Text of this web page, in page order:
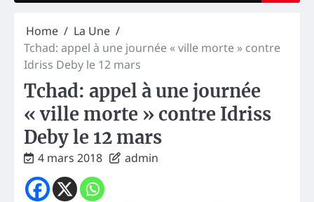
Home
La Une
Tchad: appel à une journée « ville morte » contre
Idriss Deby le 12 mars
Tchad: appel à une journée
« ville morte » contre Idriss
Deby le 12 mars
4 mars 2018 admin